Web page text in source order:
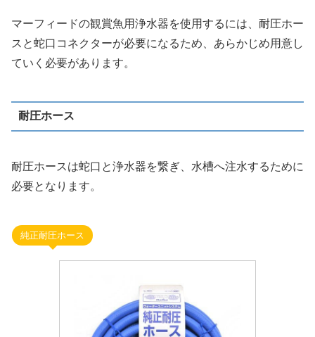
マーフィードの観賞魚用浄水器を使用するには、耐圧ホー
スと蛇口コネクターが必要になるため、あらかじめ用意し
ていく必要があります。
耐圧ホース
耐圧ホースは蛇口と浄水器を繋ぎ、水槽へ注水するために
必要となります。
純正耐圧ホース